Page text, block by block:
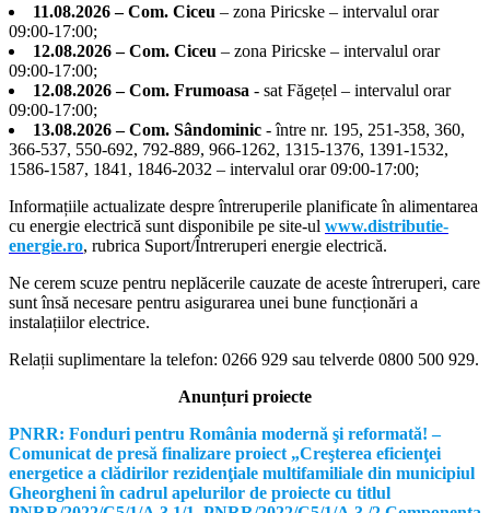
11.08.2026 – Com. Ciceu – zona Piricske – intervalul orar
09:00-17:00;
12.08.2026 – Com. Ciceu – zona Piricske – intervalul orar
09:00-17:00;
12.08.2026 – Com. Frumoasa - sat Făgețel – intervalul orar
09:00-17:00;
13.08.2026 – Com. Sândominic - între nr. 195, 251-358, 360,
366-537, 550-692, 792-889, 966-1262, 1315-1376, 1391-1532,
1586-1587, 1841, 1846-2032 – intervalul orar 09:00-17:00;
Informațiile actualizate despre întreruperile planificate în alimentarea
cu energie electrică sunt disponibile pe site-ul www.distributie-
energie.ro, rubrica Suport/Întreruperi energie electrică.
Ne cerem scuze pentru neplăcerile cauzate de aceste întreruperi, care
sunt însă necesare pentru asigurarea unei bune funcționări a
instalațiilor electrice.
Relații suplimentare la telefon: 0266 929 sau telverde 0800 500 929.
Anunțuri proiecte
PNRR: Fonduri pentru România modernă şi reformată! –
Comunicat de presă finalizare proiect „Creşterea eficienţei
energetice a clădirilor rezidenţiale multifamiliale din municipiul
Gheorgheni în cadrul apelurilor de proiecte cu titlul